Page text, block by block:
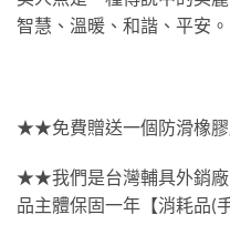
智慧、溫暖、和諧、平安。
★★免費贈送一個防滑橡
★★我們是台灣輔具外銷廠
品主體保固一年【消耗品(